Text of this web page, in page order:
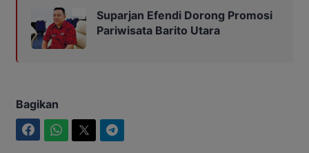
Suparjan Efendi Dorong Promosi
Pariwisata Barito Utara
Bagikan